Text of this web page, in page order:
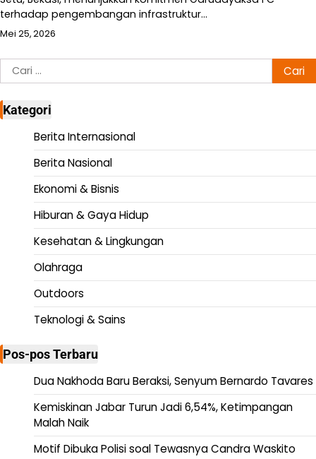
terhadap pengembangan infrastruktur…
Mei 25, 2026
Cari
untuk:
Kategori
Berita Internasional
Berita Nasional
Ekonomi & Bisnis
Hiburan & Gaya Hidup
Kesehatan & Lingkungan
Olahraga
Outdoors
Teknologi & Sains
Pos-pos Terbaru
Dua Nakhoda Baru Beraksi, Senyum Bernardo Tavares
Kemiskinan Jabar Turun Jadi 6,54%, Ketimpangan
Malah Naik
Motif Dibuka Polisi soal Tewasnya Candra Waskito